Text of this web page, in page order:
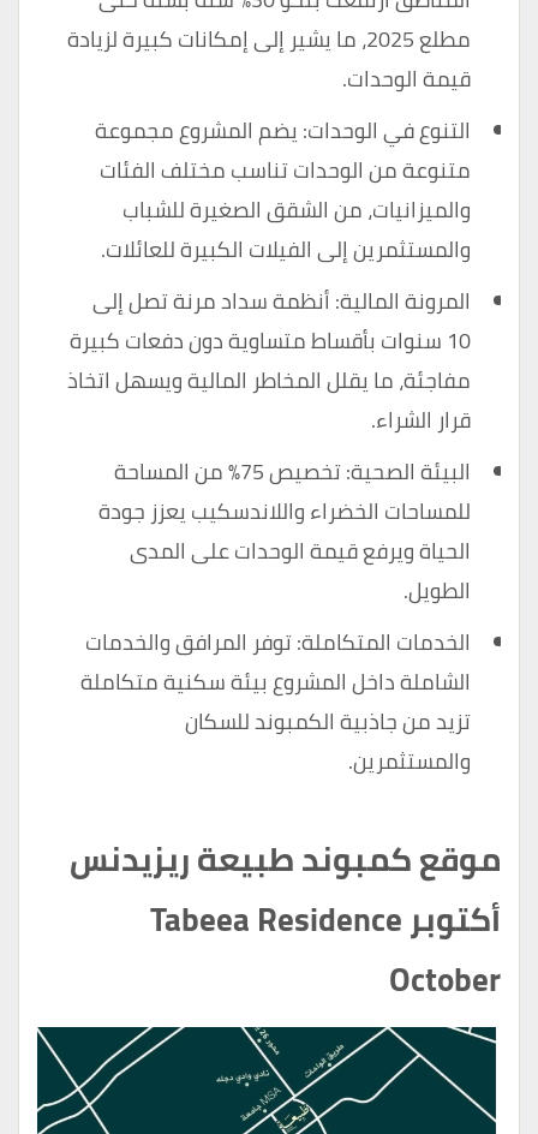
مطلع 2025، ما يشير إلى إمكانات كبيرة لزيادة
قيمة الوحدات.
التنوع في الوحدات: يضم المشروع مجموعة
متنوعة من الوحدات تناسب مختلف الفئات
والميزانيات، من الشقق الصغيرة للشباب
والمستثمرين إلى الفيلات الكبيرة للعائلات.
المرونة المالية: أنظمة سداد مرنة تصل إلى
10 سنوات بأقساط متساوية دون دفعات كبيرة
مفاجئة، ما يقلل المخاطر المالية ويسهل اتخاذ
قرار الشراء.
البيئة الصحية: تخصيص 75% من المساحة
للمساحات الخضراء واللاندسكيب يعزز جودة
الحياة ويرفع قيمة الوحدات على المدى
الطويل.
الخدمات المتكاملة: توفر المرافق والخدمات
الشاملة داخل المشروع بيئة سكنية متكاملة
تزيد من جاذبية الكمبوند للسكان
والمستثمرين.
موقع كمبوند طبيعة ريزيدنس
أكتوبر Tabeea Residence
October